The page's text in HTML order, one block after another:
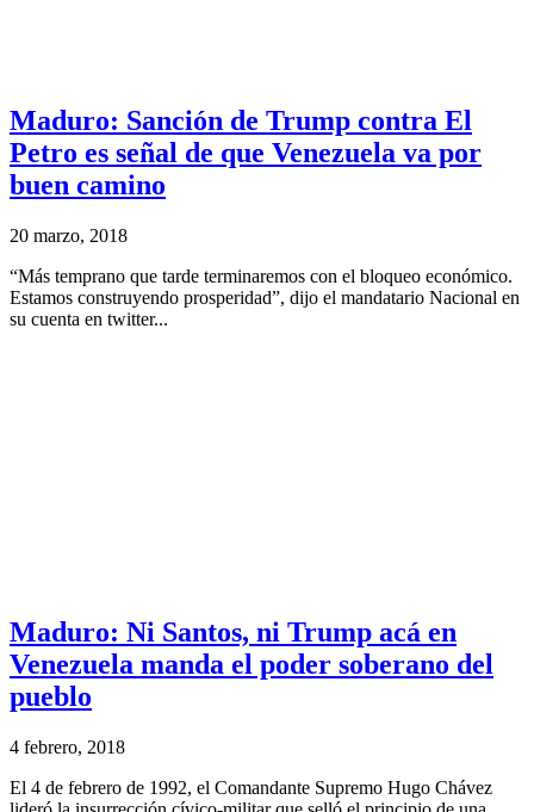
Maduro: Sanción de Trump contra El
Petro es señal de que Venezuela va por
buen camino
20 marzo, 2018
“Más temprano que tarde terminaremos con el bloqueo económico.
Estamos construyendo prosperidad”, dijo el mandatario Nacional en
su cuenta en twitter...
Maduro: Ni Santos, ni Trump acá en
Venezuela manda el poder soberano del
pueblo
4 febrero, 2018
El 4 de febrero de 1992, el Comandante Supremo Hugo Chávez